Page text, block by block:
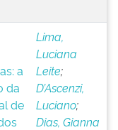
a
da
de
Lima,
Luciana
Leite;
D’Ascenzi,
Luciano;
Dias, Gianna